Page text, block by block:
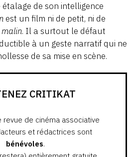
de son intelligence
est un film ni de petit, ni de
malin. Il a surtout le défaut
à un geste narratif qui ne
de sa mise en scène.
CRITIKAT
revue de cinéma associative
et rédactrices sont
bénévoles.